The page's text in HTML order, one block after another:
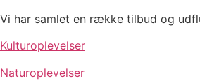
Vi har samlet en række tilbud og
Kulturoplevelser
Naturoplevelser